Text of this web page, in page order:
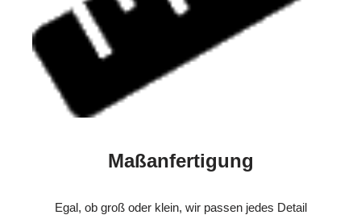
Maßanfertigung
Egal, ob groß oder klein, wir passen jedes Detail